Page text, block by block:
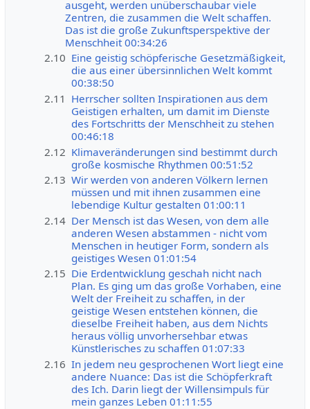
ausgeht, werden unüberschaubar viele
Zentren, die zusammen die Welt schaffen.
Das ist die große Zukunftsperspektive der
Menschheit 00:34:26
2.10 Eine geistig schöpferische Gesetzmäßigkeit,
die aus einer übersinnlichen Welt kommt
00:38:50
2.11 Herrscher sollten Inspirationen aus dem
Geistigen erhalten, um damit im Dienste
des Fortschritts der Menschheit zu stehen
00:46:18
2.12 Klimaveränderungen sind bestimmt durch
große kosmische Rhythmen 00:51:52
2.13 Wir werden von anderen Völkern lernen
müssen und mit ihnen zusammen eine
lebendige Kultur gestalten 01:00:11
2.14 Der Mensch ist das Wesen, von dem alle
anderen Wesen abstammen - nicht vom
Menschen in heutiger Form, sondern als
geistiges Wesen 01:01:54
2.15 Die Erdentwicklung geschah nicht nach
Plan. Es ging um das große Vorhaben, eine
Welt der Freiheit zu schaffen, in der
geistige Wesen entstehen können, die
dieselbe Freiheit haben, aus dem Nichts
heraus völlig unvorhersehbar etwas
Künstlerisches zu schaffen 01:07:33
2.16 In jedem neu gesprochenen Wort liegt eine
andere Nuance: Das ist die Schöpferkraft
des Ich. Darin liegt der Willensimpuls für
mein ganzes Leben 01:11:55